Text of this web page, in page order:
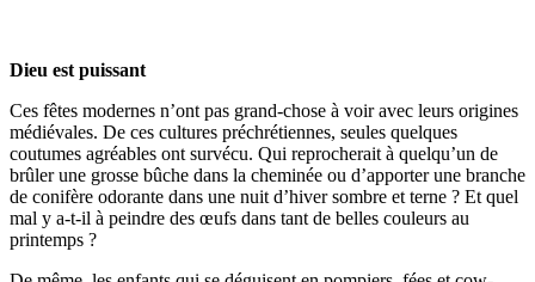
Dieu est puissant
Ces fêtes modernes n’ont pas grand-chose à voir avec leurs origines
médiévales. De ces cultures préchrétiennes, seules quelques
coutumes agréables ont survécu. Qui reprocherait à quelqu’un de
brûler une grosse bûche dans la cheminée ou d’apporter une branche
de conifère odorante dans une nuit d’hiver sombre et terne ? Et quel
mal y a-t-il à peindre des œufs dans tant de belles couleurs au
printemps ?